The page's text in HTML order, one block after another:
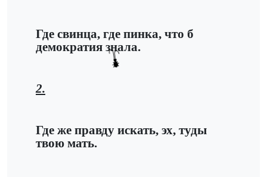
Где свинца, где пинка, что б
демократия знала.
2.
Где же правду искать, эх, туды
твою мать.